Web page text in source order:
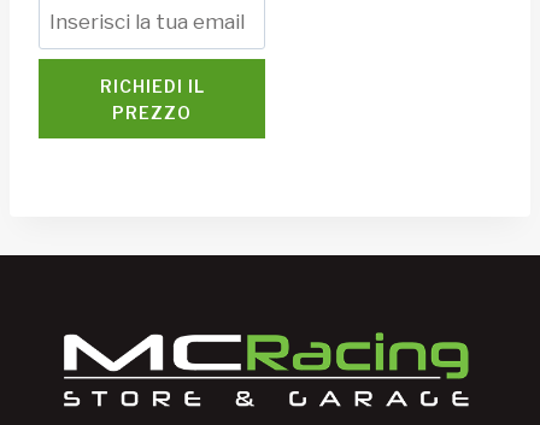
RICHIEDI IL
PREZZO